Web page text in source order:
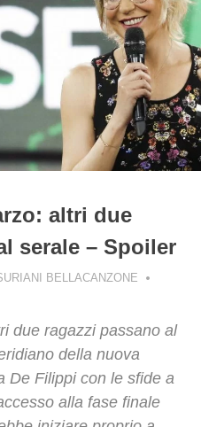
altri due
serale – Spoiler
BELLACANZONE
due ragazzi passano al
della nuova
De Filippi con le sfide a
alla fase finale